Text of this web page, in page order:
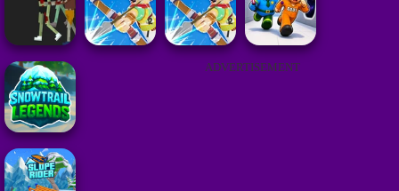
ADVERTISEMENT